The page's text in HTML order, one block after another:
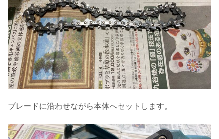
ブレードに沿わせながら本体へセットします。